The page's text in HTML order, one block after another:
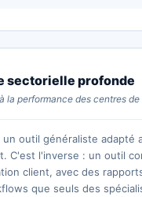
sectorielle profonde
la performance des centres
un outil généraliste adapté
C'est l'inverse : un outil
client, avec des
que seuls des